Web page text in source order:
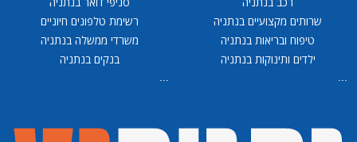
שרותים מקצועיים בנתניה
טיפוח ובריאות בנתניה
ילדים ותינוקות בנתניה
...
רשימת טלפונים חיוניים
משרדי ממשלה בנתניה
בנקים בנתניה
...